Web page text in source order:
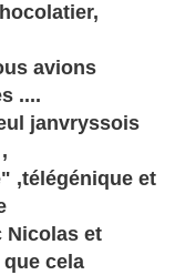
avions
....
janvryssois
,télégénique et
Nicolas et
cela